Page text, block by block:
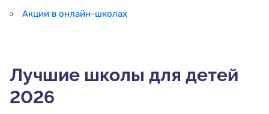
Акции в онлайн-школах
Лучшие школы для детей
2026